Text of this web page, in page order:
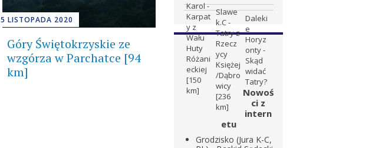
5 LISTOPADA 2020
Góry Świętokrzyskie ze
wzgórza w Parchatce [94
km]
Karol-
Karpat
y z
Wału
Huty
Różani
eckiej
[150
km]
Slawe
k.C-
Tatry z
Rzecz
ycy
Księżej
/Dąbro
wicy
[236
km]
Daleki
e
Horyz
onty-
Skąd
widać
Tatry?
Nowoś
ci z
intern
etu
Grodzisko (Jura K-C,